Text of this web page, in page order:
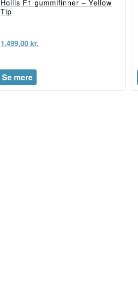
Hollis F1 gummifinner – Yellow
Tip
1.499,00 kr.
Se mere